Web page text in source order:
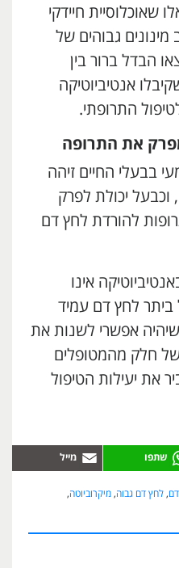
שאוכלוסיית חיידקי
גבוהים של
הבדל ברור בין
אנטיביוטיקה
התרופתי.
את התרופה
בבעלי החיים זיהה
יכולת לפרק
להורדת לחץ דם
אינו
ביתר לחץ דם עמיד
שיהיה אפשרי לשנות את
של חלק מהמטופלים
את יעילות הטיפול
, לחץ דם גבוה, מיקרוביוטה,